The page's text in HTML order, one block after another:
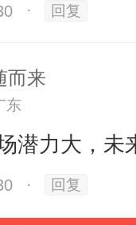
，还有房
公司一同位
建筑集团有
有限公司
包含旗下
中国保利
· 回复
而来
东
潜力大，未
· 回复